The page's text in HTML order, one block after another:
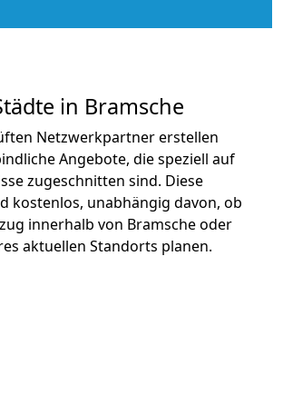
in Bramsche
Netzwerkpartner erstellen
Angebote, die speziell auf
zugeschnitten sind. Diese
kostenlos, unabhängig davon, ob
innerhalb von Bramsche oder
aktuellen Standorts planen.